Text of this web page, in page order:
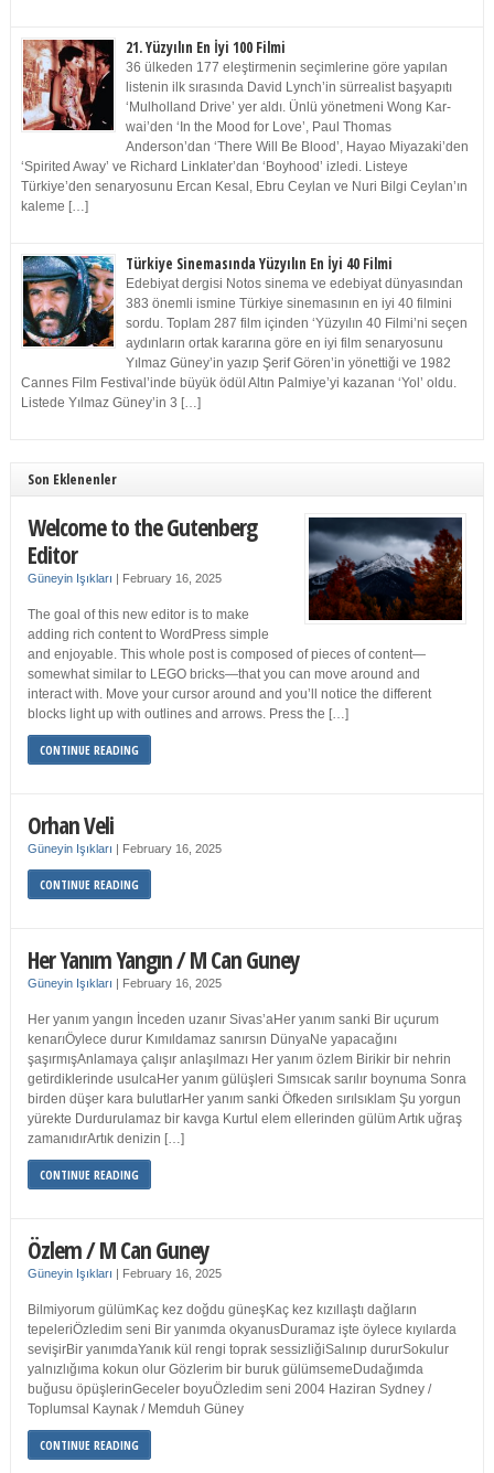
21. Yüzyılın En İyi 100 Filmi
36 ülkeden 177 eleştirmenin seçimlerine göre yapılan
listenin ilk sırasında David Lynch’in sürrealist başyapıtı
‘Mulholland Drive’ yer aldı. Ünlü yönetmeni Wong Kar-
wai’den ‘In the Mood for Love’, Paul Thomas
Anderson’dan ‘There Will Be Blood’, Hayao Miyazaki’den
‘Spirited Away’ ve Richard Linklater’dan ‘Boyhood’ izledi. Listeye
Türkiye’den senaryosunu Ercan Kesal, Ebru Ceylan ve Nuri Bilgi Ceylan’ın
kaleme […]
Türkiye Sinemasında Yüzyılın En İyi 40 Filmi
Edebiyat dergisi Notos sinema ve edebiyat dünyasından
383 önemli ismine Türkiye sinemasının en iyi 40 filmini
sordu. Toplam 287 film içinden ‘Yüzyılın 40 Filmi’ni seçen
aydınların ortak kararına göre en iyi film senaryosunu
Yılmaz Güney’in yazıp Şerif Gören’in yönettiği ve 1982
Cannes Film Festival’inde büyük ödül Altın Palmiye’yi kazanan ‘Yol’ oldu.
Listede Yılmaz Güney’in 3 […]
Son Eklenenler
Welcome to the Gutenberg
Editor
Güneyin Işıkları | February 16, 2025
The goal of this new editor is to make
adding rich content to WordPress simple
and enjoyable. This whole post is composed of pieces of content—
somewhat similar to LEGO bricks—that you can move around and
interact with. Move your cursor around and you’ll notice the different
blocks light up with outlines and arrows. Press the […]
CONTINUE READING
Orhan Veli
Güneyin Işıkları | February 16, 2025
CONTINUE READING
Her Yanım Yangın / M Can Guney
Güneyin Işıkları | February 16, 2025
Her yanım yangın İnceden uzanır Sivas’aHer yanım sanki Bir uçurum
kenarıÖylece durur Kımıldamaz sanırsın DünyaNe yapacağını
şaşırmışAnlamaya çalışır anlaşılmazı Her yanım özlem Birikir bir nehrin
getirdiklerinde usulcaHer yanım gülüşleri Sımsıcak sarılır boynuma Sonra
birden düşer kara bulutlarHer yanım sanki Öfkeden sırılsıklam Şu yorgun
yürekte Durdurulamaz bir kavga Kurtul elem ellerinden gülüm Artık uğraş
zamanıdırArtık denizin […]
CONTINUE READING
Özlem / M Can Guney
Güneyin Işıkları | February 16, 2025
Bilmiyorum gülümKaç kez doğdu güneşKaç kez kızıllaştı dağların
tepeleriÖzledim seni Bir yanımda okyanusDuramaz işte öylece kıyılarda
sevişirBir yanımdaYanık kül rengi toprak sessizliğiSalınıp dururSokulur
yalnızlığıma kokun olur Gözlerim bir buruk gülümsemeDudağımda
buğusu öpüşlerinGeceler boyuÖzledim seni 2004 Haziran Sydney /
Toplumsal Kaynak / Memduh Güney
CONTINUE READING